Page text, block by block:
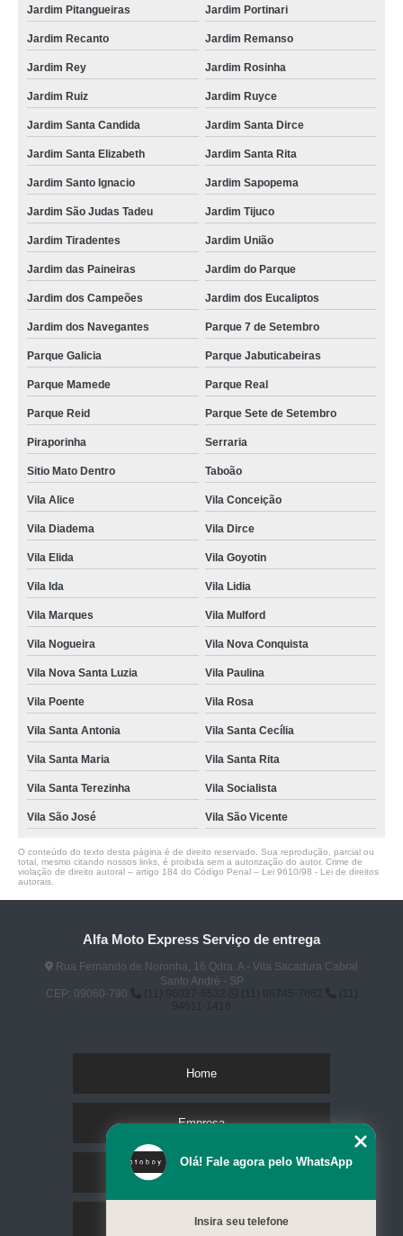
Jardim Pitangueiras Jardim Portinari
Jardim Recanto Jardim Remanso
Jardim Rey Jardim Rosinha
Jardim Ruiz Jardim Ruyce
Jardim Santa Candida Jardim Santa Dirce
Jardim Santa Elizabeth Jardim Santa Rita
Jardim Santo Ignacio Jardim Sapopema
Jardim São Judas Tadeu Jardim Tijuco
Jardim Tiradentes Jardim União
Jardim das Paineiras Jardim do Parque
Jardim dos Campeões Jardim dos Eucaliptos
Jardim dos Navegantes Parque 7 de Setembro
Parque Galicia Parque Jabuticabeiras
Parque Mamede Parque Real
Parque Reid Parque Sete de Setembro
Piraporinha Serraria
Sitio Mato Dentro Taboão
Vila Alice Vila Conceição
Vila Diadema Vila Dirce
Vila Elida Vila Goyotin
Vila Ida Vila Lidia
Vila Marques Vila Mulford
Vila Nogueira Vila Nova Conquista
Vila Nova Santa Luzia Vila Paulina
Vila Poente Vila Rosa
Vila Santa Antonia Vila Santa Cecília
Vila Santa Maria Vila Santa Rita
Vila Santa Terezinha Vila Socialista
Vila São José Vila São Vicente
O conteúdo do texto desta página é de direito reservado. Sua reprodução, parcial ou
total, mesmo citando nossos links, é proibida sem a autorização do autor. Crime de
violação de direito autoral – artigo 184 do Código Penal – Lei 9610/98 - Lei de direitos
autorais
Alfa Moto Express Serviço de entrega
Rua Fernando de Noronha, 16 Qdra. A - Vila Sacadura Cabral
Santo André - SP
CEP: 09060-790
(11) 96027-6532 (11) 96745-7662
(11)
94611-1418
Home
Empresa
Serviços
Olá! Fale agora pelo WhatsApp
Insira seu telefone